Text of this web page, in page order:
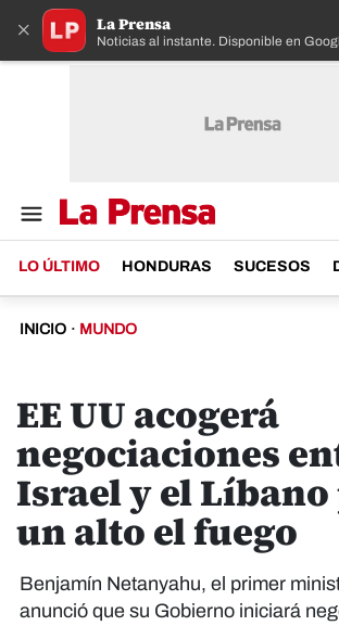
× La Prensa
Noticias al instante. Disponible en
LO ÚLTIMO HONDURAS SUCESOS
INICIO · MUNDO
EE UU acogerá
negociaciones
Israel y el
un alto el fuego
Benjamín Netanyahu, el primer
anunció que su Gobierno iniciará